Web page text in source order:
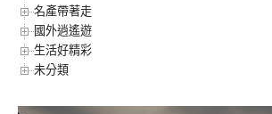
名產帶著走
國外逍遙遊
生活好精彩
未分類